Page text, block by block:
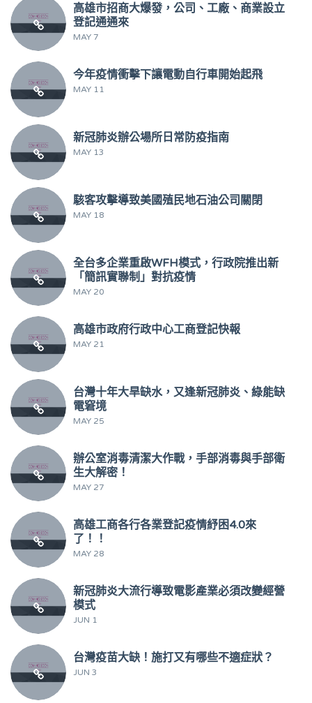
高雄市招商大爆發，公司、工廠、商業設立
登記通通來
MAY 7
今年疫情衝擊下讓電動自行車開始起飛
MAY 11
新冠肺炎辦公場所日常防疫指南
MAY 13
駭客攻擊導致美國殖民地石油公司關閉
MAY 18
全台多企業重啟WFH模式，行政院推出新
「簡訊實聯制」對抗疫情
MAY 20
高雄市政府行政中心工商登記快報
MAY 21
台灣十年大旱缺水，又逢新冠肺炎、綠能缺
電窘境
MAY 25
辦公室消毒清潔大作戰，手部消毒與手部衛
生大解密！
MAY 27
高雄工商各行各業登記疫情紓困4.0來
了！！
MAY 28
新冠肺炎大流行導致電影產業必須改變經營
模式
JUN 1
台灣疫苗大缺！施打又有哪些不適症狀？
JUN 3